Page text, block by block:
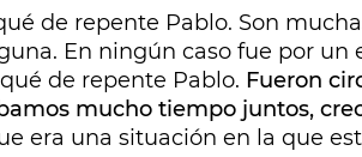
de repente Pablo. Son
En ningún caso fue por un
de repente Pablo. Fueron
mucho tiempo juntos,
era una situación en la que